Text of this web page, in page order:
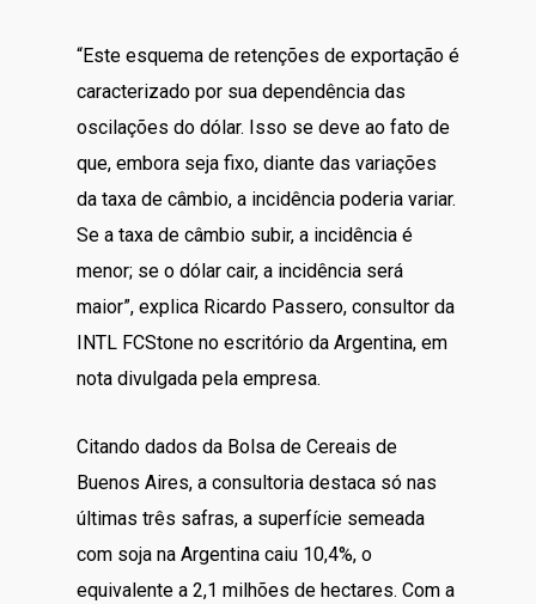
“Este esquema de retenções de exportação é
caracterizado por sua dependência das
oscilações do dólar. Isso se deve ao fato de
que, embora seja fixo, diante das variações
da taxa de câmbio, a incidência poderia variar.
Se a taxa de câmbio subir, a incidência é
menor; se o dólar cair, a incidência será
maior”, explica Ricardo Passero, consultor da
INTL FCStone no escritório da Argentina, em
nota divulgada pela empresa.
Citando dados da Bolsa de Cereais de
Buenos Aires, a consultoria destaca só nas
últimas três safras, a superfície semeada
com soja na Argentina caiu 10,4%, o
equivalente a 2,1 milhões de hectares. Com a